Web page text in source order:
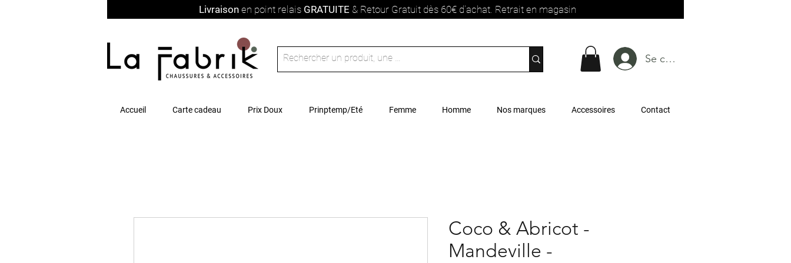
Livraison en point relais GRATUITE & Retour Gratuit dès 60€ d'achat. Retrait en magasin
Se connecter
Accueil Carte cadeau Prix Doux Prinptemp/Eté Femme Homme Nos marques Accessoires Contact
Coco & Abricot -
Mandeville -